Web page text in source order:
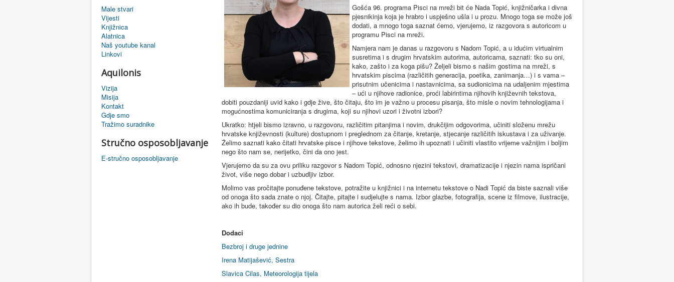
Male stvari
Vijesti
Knjižnica
Alatnica
Naš youtube kanal
Linkovi
Aquilonis
Vizija
Misija
Kontakt
Gdje smo
Tražimo suradnike
Stručno osposobljavanje
E-stručno osposobljavanje
Gošća 96. programa Pisci na mreži bit će Nada Topić, knjižničarka i divna
pjesnikinja koja je hrabro i uspješno ušla i u prozu. Mnogo toga se može još
dodati, a mnogo toga saznat ćemo, vjerujemo, iz razgovora s autoricom u
programu Pisci na mreži.
Namjera nam je danas u razgovoru s Nadom Topić, a u idućim virtualnim
susretima i s drugim hrvatskim autorima, autoricama, saznati: tko su oni,
kako, zašto i za koga pišu? Željeli bismo s našim gostima na mreži, s
hrvatskim piscima (različitih generacija, poetika, zanimanja…) i s vama –
prisutnim učenicima i nastavnicima, sa sudionicima na udaljenim mjestima
– ući u njihove radionice, proći labirintima njihovih književnih tekstova,
dobiti pouzdaniji uvid kako i gdje žive, što čitaju, što im je važno u procesu pisanja, što misle o novim tehnologijama i
mogućnostima komuniciranja s drugima, koji su njihovi uzori i životni izbori?
Ukratko: htjeli bismo izravno, u razgovoru, različitim pitanjima i novim, drukčijim odgovorima, učiniti složenu mrežu
hrvatske književnosti (kulture) dostupnom i preglednom za čitanje, kretanje, stjecanje različitih iskustava i za uživanje.
Želimo saznati kako čitati hrvatske pisce i njihove tekstove, želimo ih upoznati i učiniti vlastito vrijeme važnijim i boljim
nego što nam se, nerijetko, čini da ono jest.
Vjerujemo da su za ovu priliku razgovor s Nadom Topić, odnosno njezini tekstovi, dramatizacije i njezin nama ispričani
život, više nego dobar i uzbudljiv izbor.
Molimo vas pročitajte ponuđene tekstove, potražite u knjižnici i na internetu tekstove o Nadi Topić da biste saznali više
od onoga što sada znate o njoj. Čitajte, pitajte i sudjelujte s nama. Izbor glazbe, fotografija, scene iz filmove, ilustracije,
ako ih bude, također su dio onoga što nam autorica želi reći o sebi.
Dodaci
Bezbroj i druge jednine
Irena Matijašević, Sestra
Slavica Cilas, Meteorologija tijela